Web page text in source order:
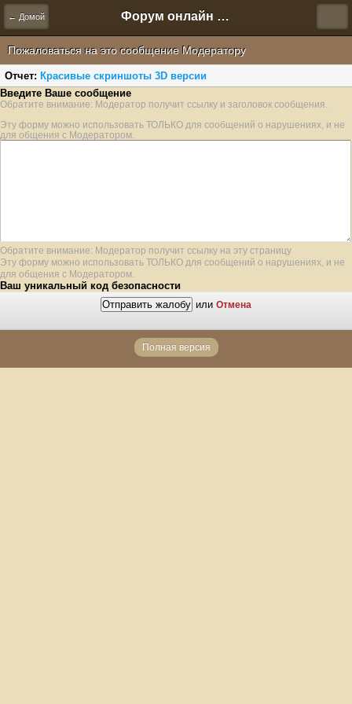
← Домой Форум онлайн игры "Новая Эра" (Нюра Биз)
Пожаловаться на это сообщение Модератору
Отчет: Красивые скриншоты 3D версии
Введите Ваше сообщение
Обратите внимание: Модератор получит ссылку и заголовок сообщения.
Эту форму можно использовать ТОЛЬКО для сообщений о нарушениях, и не
для общения с Модератором.
Обратите внимание: Модератор получит ссылку на эту страницу
Эту форму можно использовать ТОЛЬКО для сообщений о нарушениях, и не
для общения с Модератором.
Ваш уникальный код безопасности
или Отмена
Полная версия